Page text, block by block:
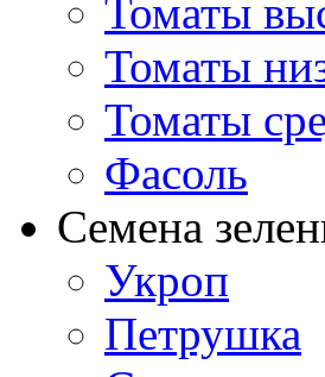
Томаты
Томаты
Томаты
Фасоль
Семена
Укроп
Петрушка